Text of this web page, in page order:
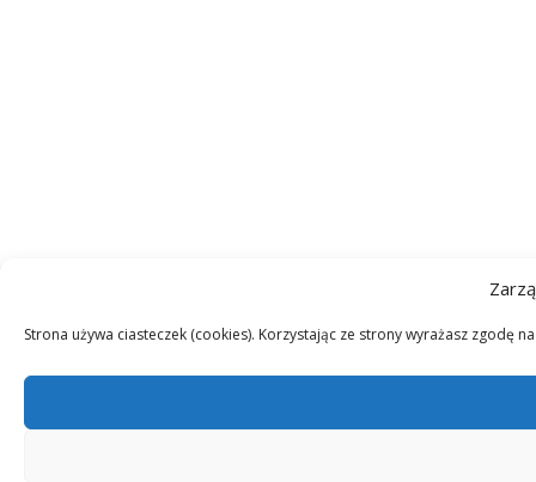
Strona używa ciasteczek (cookies). Korzystając ze strony wyrażasz zgodę